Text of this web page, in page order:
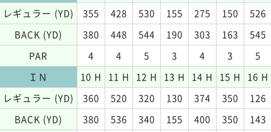
レギュラー (YD)
355 428 530 155 275 150
526
BACK (YD)
380 448 544 190 303 163
545
PAR
4 4 5 3 4 3
5
ＩＮ
10 H 11 H 12 H 13 H 14 H 15 H
16 H
レギュラー (YD)
360 520 320 130 374 350
126
BACK (YD)
380 536 340 155 400 350
143